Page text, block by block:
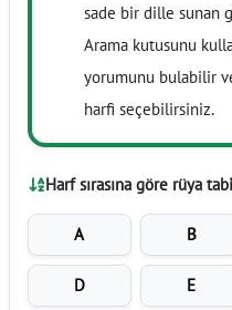
sade bir dille sunan
Arama kutusunu
yorumunu bulabilir
harfi seçebilirsiniz.
Harf sırasına göre rüya
A B
D E